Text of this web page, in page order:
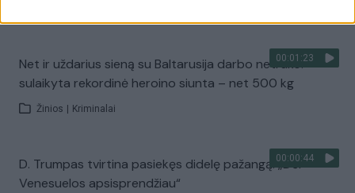
00:01:23
Net ir uždarius sieną su Baltarusija darbo netrūko:
sulaikyta rekordinė heroino siunta – net 500 kg
Žinios Kriminalai
00:00:44
D. Trumpas tvirtina pasiekęs didelę pažangą: „Dėl
Venesuelos apsisprendžiau“